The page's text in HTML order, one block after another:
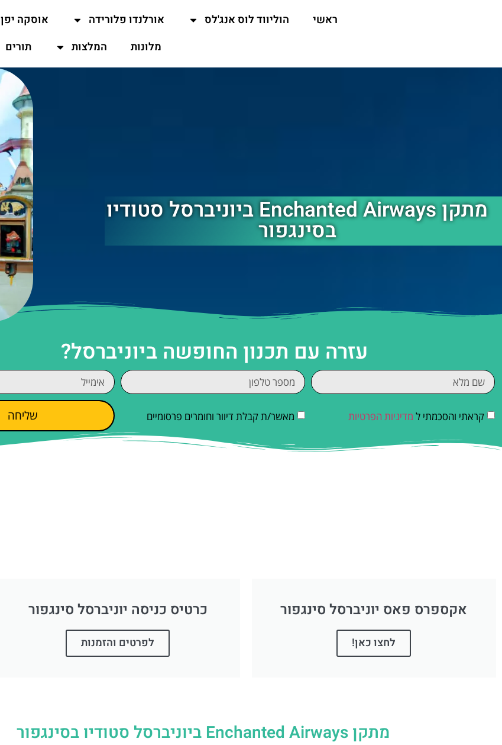
ראשי הוליווד לוס אנג'לס אורלנדו פלורידה אוסקה יפן
מלונות
המלצות תורים
מתקן Enchanted Airways ביוניברסל סטודיו
בסינגפור
עזרה עם תכנון החופשה ביוניברסל?
קראתי והסכמתי ל מדיניות הפרטיות מאשר/ת קבלת דיוור וחומרים פרסומיים שליחה
אקספרס פאס יוניברסל סינגפור
לחצו כאן!
כרטיס כניסה יוניברסל סינגפור
לפרטים והזמנות
מתקן Enchanted Airways ביוניברסל סטודיו בסינגפור